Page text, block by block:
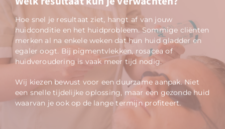
Hoe snel je resultaat ziet, hangt af van jouw
huidconditie en het huidprobleem. Sommige cliënten
merken al na enkele weken dat hun huid gladder en
egaler oogt. Bij pigmentvlekken, rosacea of
huidveroudering is vaak meer tijd nodig.
Wij kiezen bewust voor een duurzame aanpak. Niet
een snelle tijdelijke oplossing, maar een gezonde huid
waarvan je ook op de lange termijn profiteert.